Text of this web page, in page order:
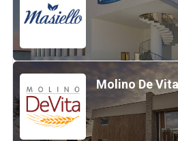
Molino De Vita